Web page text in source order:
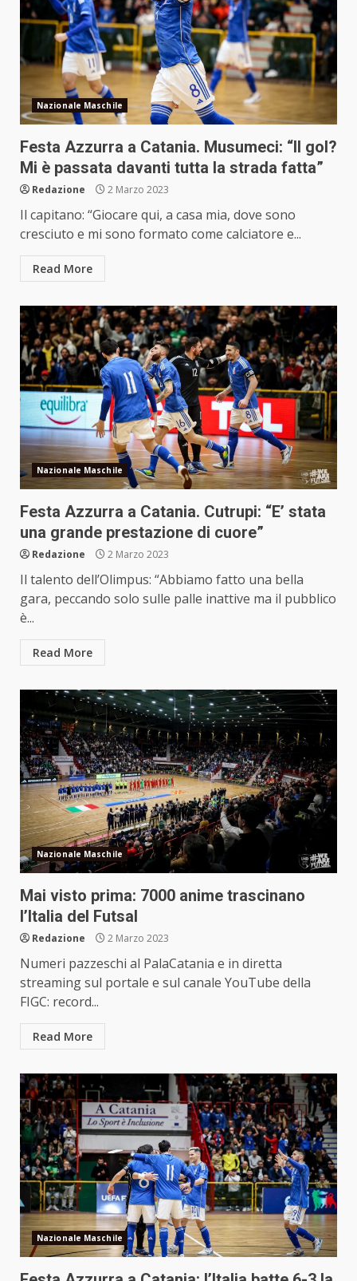
Nazionale Maschile
Festa Azzurra a Catania. Musumeci: “Il gol?
Mi è passata davanti tutta la strada fatta”
Redazione 2 Marzo 2023
Il capitano: “Giocare qui, a casa mia, dove sono
cresciuto e mi sono formato come calciatore e...
Read More
Nazionale Maschile
Festa Azzurra a Catania. Cutrupi: “E’ stata
una grande prestazione di cuore”
Redazione 2 Marzo 2023
Il talento dell’Olimpus: “Abbiamo fatto una bella
gara, peccando solo sulle palle inattive ma il pubblico
è...
Read More
Nazionale Maschile
Mai visto prima: 7000 anime trascinano
l’Italia del Futsal
Redazione 2 Marzo 2023
Numeri pazzeschi al PalaCatania e in diretta
streaming sul portale e sul canale YouTube della
FIGC: record...
Read More
Nazionale Maschile